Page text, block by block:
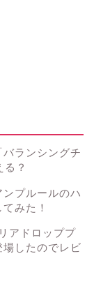
ランシングチ
る？
プルールのハ
みた！
アドロッププ
したのでレビ